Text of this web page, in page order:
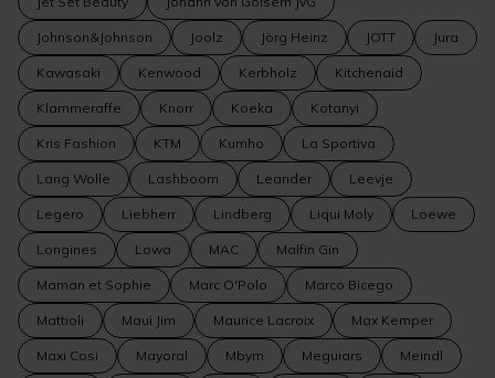
Johnson&Johnson Joolz Jörg Heinz JOTT Jura
Kawasaki Kenwood Kerbholz Kitchenaid
Klammeraffe Knorr Koeka Kotanyi
Kris Fashion KTM Kumho La Sportiva
Lang Wolle Lashboom Leander Leevje
Legero Liebherr Lindberg Liqui Moly Loewe
Longines Lowa MAC Malfin Gin
Maman et Sophie Marc O'Polo Marco Bicego
Mattioli Maui Jim Maurice Lacroix Max Kemper
Maxi Cosi Mayoral Mbym Meguiars Meindl